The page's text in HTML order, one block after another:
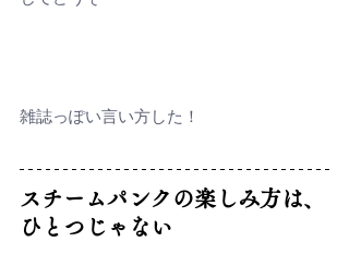
雑誌っぽい言い方した！
スチームパンクの楽しみ方は、
ひとつじゃない